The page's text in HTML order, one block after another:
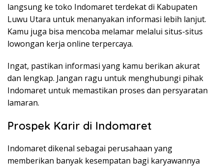
langsung ke toko Indomaret terdekat di Kabupaten
Luwu Utara untuk menanyakan informasi lebih lanjut.
Kamu juga bisa mencoba melamar melalui situs-situs
lowongan kerja online terpercaya.
Ingat, pastikan informasi yang kamu berikan akurat
dan lengkap. Jangan ragu untuk menghubungi pihak
Indomaret untuk memastikan proses dan persyaratan
lamaran.
Prospek Karir di Indomaret
Indomaret dikenal sebagai perusahaan yang
memberikan banyak kesempatan bagi karyawannya